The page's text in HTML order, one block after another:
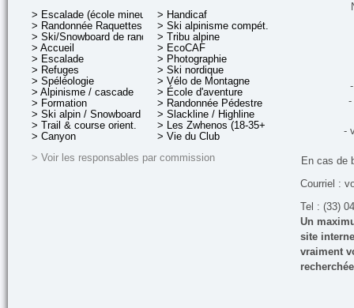
> Escalade (école mineurs)
> Randonnée Raquettes
> Ski/Snowboard de rando.
> Accueil
> Escalade
> Refuges
> Spéléologie
> Alpinisme / cascade
> Formation
> Ski alpin / Snowboard
> Trail & course orient.
> Canyon
> Handicaf
> Ski alpinisme compét.
> Tribu alpine
> EcoCAF
> Photographie
> Ski nordique
> Vélo de Montagne
> École d'aventure
> Randonnée Pédestre
> Slackline / Highline
> Les Zwhenos (18-35+ ans)
> Vie du Club
> Voir les responsables par commission
-
-
En cas de
Courriel :
Tel : (33)
Un
site
vraiment